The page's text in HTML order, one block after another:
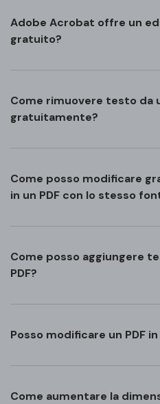
Adobe Acrobat offre un
gratuito?
Come rimuovere testo da
gratuitamente?
Come posso modificare
in un PDF con lo stesso
Come posso aggiungere
PDF?
Posso modificare un PDF
Come aumentare la